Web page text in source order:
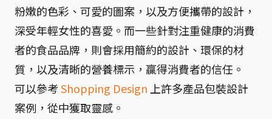
粉嫩的色彩、可愛的圖案，以及方便攜帶的設計，
深受年輕女性的喜愛。而一些針對注重健康的消費
者的食品品牌，則會採用簡約的設計、環保的材
質，以及清晰的營養標示，贏得消費者的信任。
可以參考Shopping Design 上許多產品包裝設計
案例，從中獲取靈感。